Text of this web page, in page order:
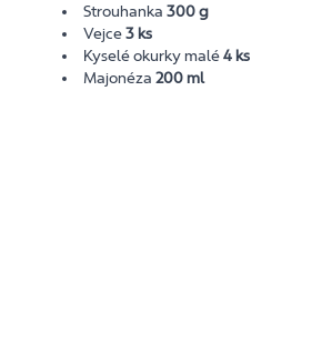
Strouhanka300 g
Vejce3 ks
Kyselé okurky malé4 ks
Majonéza200 ml